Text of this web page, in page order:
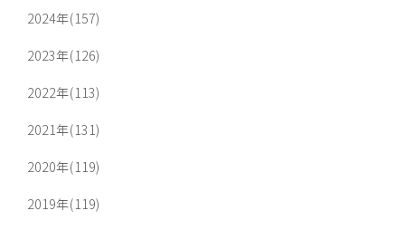
2024年(157)
2023年(126)
2022年(113)
2021年(131)
2020年(119)
2019年(119)